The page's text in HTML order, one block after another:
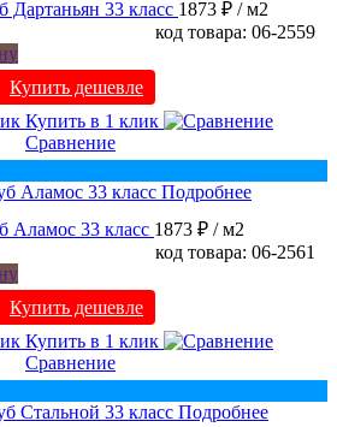
33 класс 1873 ₽ / м2
код товара: 06-2559
Купить дешевле
Купить в 1 клик
Сравнение
Подробнее
Аламос 33 класс 1873 ₽ / м2
код товара: 06-2561
Купить дешевле
Купить в 1 клик
Сравнение
Подробнее